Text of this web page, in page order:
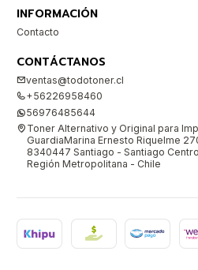
INFORMACIÓN
Contacto
CONTÁCTANOS
ventas@todotoner.cl
+56226958460
56976485644
Toner Alternativo y Original para
GuardiaMarina Ernesto Riquelme
8340447 Santiago - Santiago Centro
Región Metropolitana - Chile